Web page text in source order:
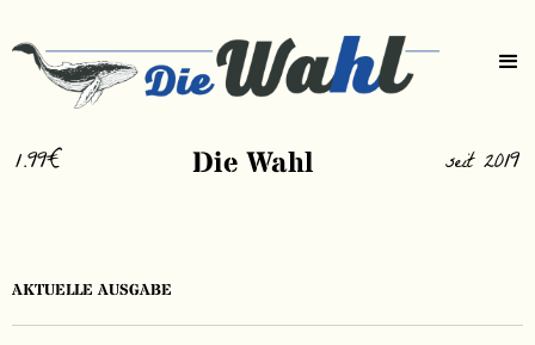
1.99€ Die Wahl seit 2019
AKTUELLE AUSGABE